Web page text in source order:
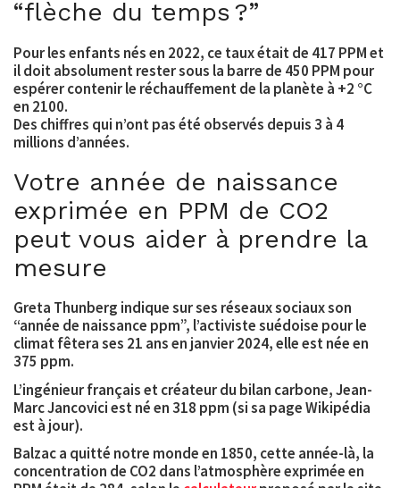
“flèche du temps ?”
Pour les enfants nés en 2022, ce taux était de 417 PPMet
il doit absolument rester sous la barre de 450 PPM pour
espérer contenir le réchauffement de la planète à +2 °C
en 2100.
Des chiffres qui n’ont pas été observés depuis 3 à 4
millions d’années.
Votre année de naissance
exprimée en PPM de CO2
peut vous aider à prendre la
mesure
Greta Thunberg indique sur ses réseaux sociaux son
“année de naissance ppm”, l’activiste suédoise pour le
climat fêtera ses 21 ansen janvier 2024, elle est née en
375 ppm.
L’ingénieur français et créateur du bilan carbone, Jean-
MarcJancovici est né en 318 ppm (si sa page Wikipédia
est à jour).
Balzac a quitté notre monde en 1850, cette année-là, la
concentration de CO2 dans l’atmosphère exprimée en